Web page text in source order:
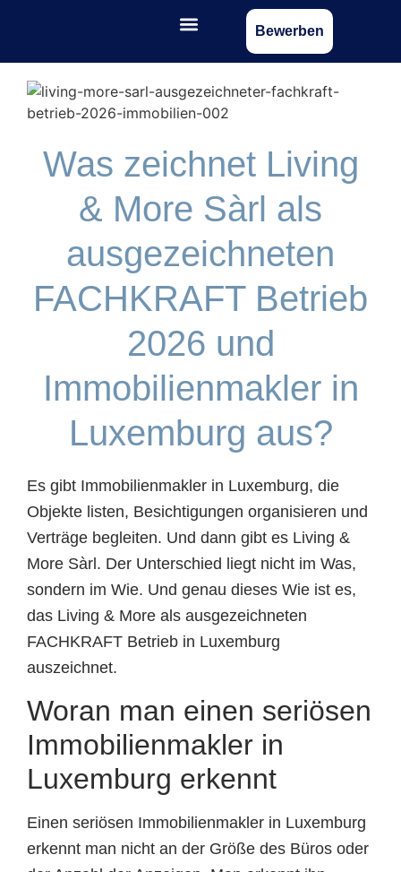
Bewerben
Was zeichnet Living
& More Sàrl als
ausgezeichneten
FACHKRAFT Betrieb
2026 und
Immobilienmakler in
Luxemburg aus?
Es gibt Immobilienmakler in Luxemburg, die
Objekte listen, Besichtigungen organisieren und
Verträge begleiten. Und dann gibt es Living &
More Sàrl. Der Unterschied liegt nicht im Was,
sondern im Wie. Und genau dieses Wie ist es,
das Living & More als ausgezeichneten
FACHKRAFT Betrieb in Luxemburg
auszeichnet.
Woran man einen seriösen
Immobilienmakler in
Luxemburg erkennt
Einen seriösen Immobilienmakler in Luxemburg
erkennt man nicht an der Größe des Büros oder